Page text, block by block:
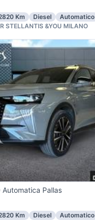
Km Diesel
Automatico
STELLANTIS &YOU MILANO
Automatica Pallas
Km Diesel
Automatico